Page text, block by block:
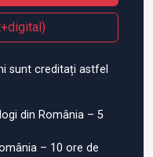
sunt creditați astfel
din România – 5
– 10 ore de